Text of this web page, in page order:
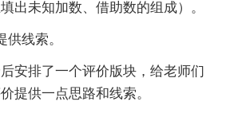
出未知加数、借助数的组成）。
供线索。
安排了一个评价版块，给老师们
提供一点思路和线索。